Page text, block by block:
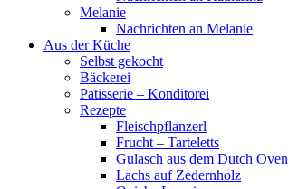
Melanie
Nachrichten an Melanie
Aus der Küche
Selbst gekocht
Bäckerei
Patisserie – Konditorei
Rezepte
Fleischpflanzerl
Frucht – Tarteletts
Gulasch aus dem Dutch Oven
Lachs auf Zedernholz